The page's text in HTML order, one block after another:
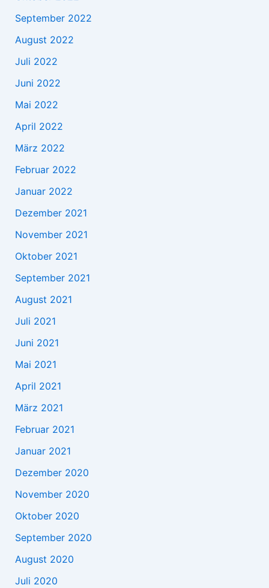
September 2022
August 2022
Juli 2022
Juni 2022
Mai 2022
April 2022
März 2022
Februar 2022
Januar 2022
Dezember 2021
November 2021
Oktober 2021
September 2021
August 2021
Juli 2021
Juni 2021
Mai 2021
April 2021
März 2021
Februar 2021
Januar 2021
Dezember 2020
November 2020
Oktober 2020
September 2020
August 2020
Juli 2020